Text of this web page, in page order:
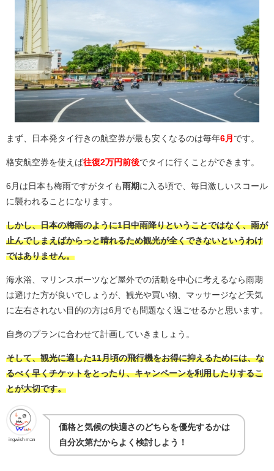
まず、日本発タイ行きの航空券が最も安くなるのは毎年6月 です。
格安航空券を使えば往復2万円前後でタイに行くことができます。
6月は日本も梅雨ですがタイも 雨期 に入る頃で、毎日激しいスコール
に襲われることになります。
しかし、日本の梅雨のように1日中雨降りということではなく、雨が
止んでしまえばからっと晴れるため観光が全くできないというわけ
ではありません。
海水浴、マリンスポーツなど屋外での活動を中心に考えるなら雨期
は避けた方が良いでしょうが、観光や買い物、マッサージなど天気
に左右されない目的の方は6月でも問題なく過ごせるかと思います。
自身のプランに合わせて計画していきましょう。
そして、観光に適した11月頃の飛行機をお得に抑えるためには、な
るべく早くチケットをとったり、キャンペーンを利用したりするこ
とが大切です。
ingwish man
価格と気候の快適さのどちらを優先するかは
自分次第だからよく検討しよう！